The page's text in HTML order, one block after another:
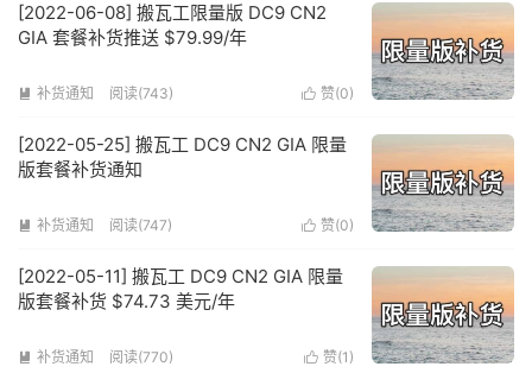
[2022-06-08] 搬瓦工限量版 DC9 CN2
GIA 套餐补货推送 $79.99/年
 补货通知 阅读(743)  赞(0)
[2022-05-25] 搬瓦工 DC9 CN2 GIA 限量
版套餐补货通知
 补货通知 阅读(747)  赞(0)
[2022-05-11] 搬瓦工 DC9 CN2 GIA 限量
版套餐补货 $74.73 美元/年
 补货通知 阅读(770)  赞(1 )